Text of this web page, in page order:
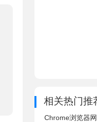
相关热门推
Chrome浏览器